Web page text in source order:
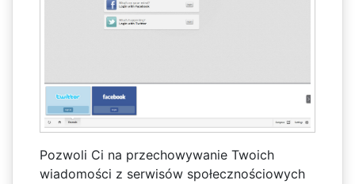
Pozwoli Ci na przechowywanie Twoich
wiadomości z serwisów społecznościowych